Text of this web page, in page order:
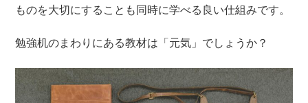
ものを大切にすることも同時に学べる良い仕組みです。
勉強机のまわりにある教材は「元気」でしょうか？